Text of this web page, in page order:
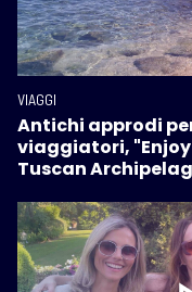
VIAGGI
Antichi approdi
viaggiatori,
Tuscan